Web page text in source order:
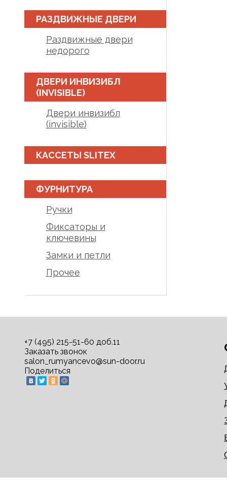
РАЗДВИЖНЫЕ ДВЕРИ
Раздвижные двери
недорого
ДВЕРИ ИНВИЗИБЛ
(INVISIBLE)
Двери инвизибл
(invisible)
КАССЕТЫ SLITEX
ФУРНИТУРА
Ручки
Фиксаторы и
ключевины
Замки и петли
Прочее
+7 (495) 215-51-60 доб.11
Заказать звонок
salon_rumyancevo@sun-door.ru
Поделиться